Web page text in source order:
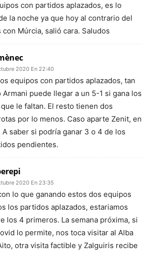
con partidos aplazados, es lo
la noche ya que hoy al contrario del
con Múrcia, salió cara. Saludos
2020 En 22:40
equipos con partidos aplazados, tan
Armani puede llegar a un 5-1 si gana los
le faltan. El resto tienen dos
por lo menos. Caso aparte Zenit, en
A saber si podría ganar 3 o 4 de los
pendientes.
2020 En 23:35
lo que ganando estos dos equipos
los partidos aplazados, estariamos
los 4 primeros. La semana próxima, si
lo permite, nos toca visitar al Alba
otra visita factible y Zalguiris recibe